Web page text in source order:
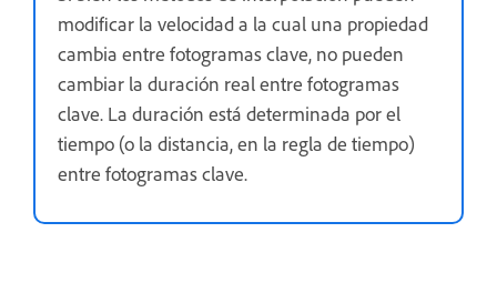
modificar la velocidad a la cual una propiedad
cambia entre fotogramas clave, no pueden
cambiar la duración real entre fotogramas
clave. La duración está determinada por el
tiempo (o la distancia, en la regla de tiempo)
entre fotogramas clave.